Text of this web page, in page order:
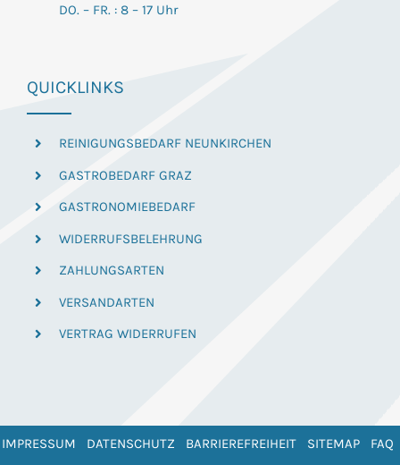
DO. – FR. : 8 – 17 Uhr
QUICKLINKS
REINIGUNGSBEDARF NEUNKIRCHEN
GASTROBEDARF GRAZ
GASTRONOMIEBEDARF
WIDERRUFSBELEHRUNG
ZAHLUNGSARTEN
VERSANDARTEN
VERTRAG WIDERRUFEN
IMPRESSUM DATENSCHUTZ BARRIEREFREIHEIT SITEMAP
FAQ